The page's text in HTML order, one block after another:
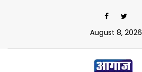
August 8, 2026